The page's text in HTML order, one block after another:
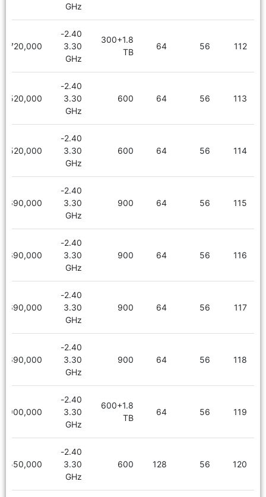
GHz
112
56
64
300+1.8
TB
2.40-
3.30
GHz
6,720,000
113
56
64
600
2.40-
3.30
GHz
5,520,000
114
56
64
600
2.40-
3.30
GHz
5,520,000
115
56
64
900
2.40-
3.30
GHz
5,690,000
116
56
64
900
2.40-
3.30
GHz
5,690,000
117
56
64
900
2.40-
3.30
GHz
5,690,000
118
56
64
900
2.40-
3.30
GHz
5,690,000
119
56
64
600+1.8
TB
2.40-
3.30
GHz
6,900,000
120
56
128
600
2.40-
3.30
GHz
6,550,000